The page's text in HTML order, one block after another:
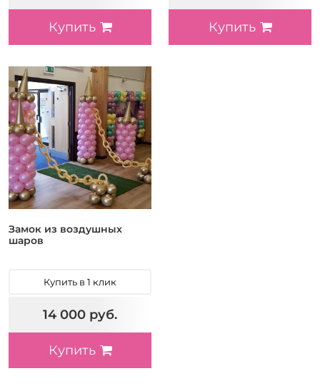
Купить Купить
Замок из воздушных
шаров
Купить в 1 клик
14 000 руб.
Купить